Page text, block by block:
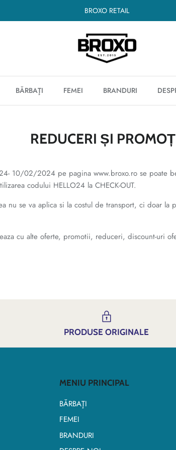
BROXO RETAIL
BĂRBAŢI FEMEI BRANDURI
REDUCERI ȘI
10/02/2024 pe pagina www.broxo.ro se poate
codului HELLO24 la CHECK-OUT.
nu se va aplica si la costul de transport, ci doar la
cu alte oferte, promotii, reduceri, discount-uri
PRODUSE ORIGINALE
MENIU PRINCIPAL
BĂRBAŢI
FEMEI
BRANDURI